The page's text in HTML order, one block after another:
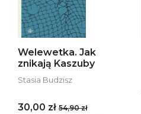
Welewetka. Jak
znikają Kaszuby
Stasia Budzisz
30,00 zł 54,90 zł